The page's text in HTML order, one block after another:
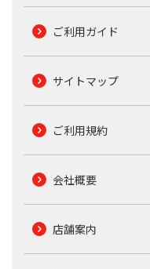
ご利用ガイド
サイトマップ
ご利用規約
会社概要
店舗案内